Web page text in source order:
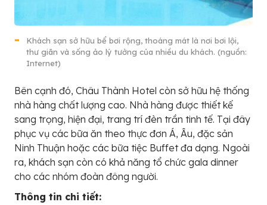
Khách sạn sở hữu bể bơi rộng, thoáng mát là nơi bơi lội,
thư giãn và sống ảo lý tưởng của nhiều du khách. (nguồn:
Internet)
Bên cạnh đó, Châu Thành Hotel còn sở hữu hệ thống
nhà hàng chất lượng cao. Nhà hàng được thiết kế
sang trọng, hiện đại, trang trí đèn trần tinh tế. Tại đây
phục vụ các bữa ăn theo thực đơn Á, Âu, đặc sản
Ninh Thuận hoặc các bữa tiệc Buffet đa dạng. Ngoài
ra, khách sạn còn có khả năng tổ chức gala dinner
cho các nhóm đoàn đông người.
Thông tin chi tiết: